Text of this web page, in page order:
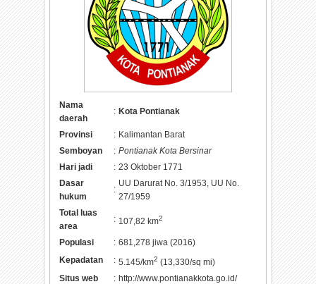
Nama
daerah
: Kota Pontianak
Provinsi : Kalimantan Barat
Semboyan
: Pontianak Kota Bersinar
Hari jadi
: 23 Oktober 1771
Dasar
hukum
:
UU Darurat No. 3/1953, UU No.
27/1959
Total luas
area
: 107,82 km2
Populasi : 681,278 jiwa (2016)
Kepadatan
: 5.145/km2 (13,330/sq mi)
Situs web
: http://www.pontianakkota.go.id/